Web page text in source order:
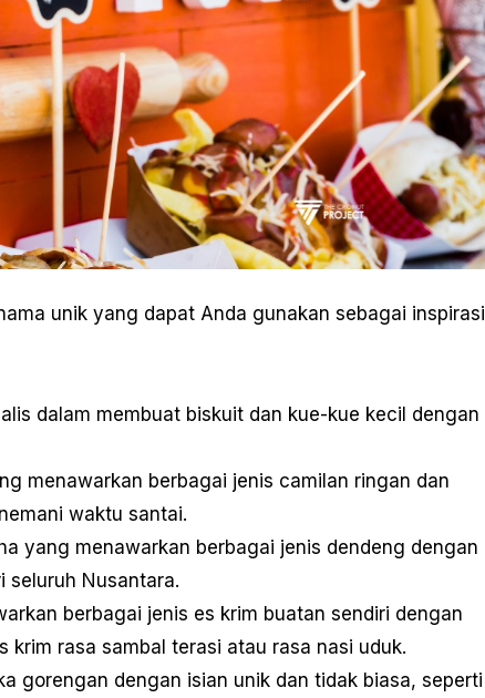
unik yang dapat Anda gunakan sebagai inspirasi
dalam membuat biskuit dan kue-kue kecil dengan
menawarkan berbagai jenis camilan ringan dan
waktu santai.
yang menawarkan berbagai jenis dendeng dengan
seluruh Nusantara.
berbagai jenis es krim buatan sendiri dengan
krim rasa sambal terasi atau rasa nasi uduk.
gorengan dengan isian unik dan tidak biasa, seperti